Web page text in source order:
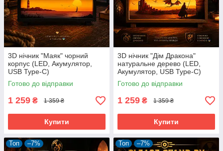
3D нічник "Маяк" чорний
корпус (LED, Акумулятор,
USB Type-C)
Готово до відправки
1 259 ₴ 1 359 ₴
Купити
3D нічник "Дім Дракона"
натуральне дерево (LED,
Акумулятор, USB Type-C)
Готово до відправки
1 259 ₴ 1 359 ₴
Купити
Топ –7% Топ –7%